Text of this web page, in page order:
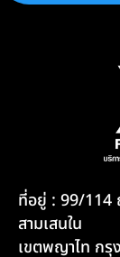
ที่อยู่ : 99/114
สามเสนใน
เขตพญาไท กรุ